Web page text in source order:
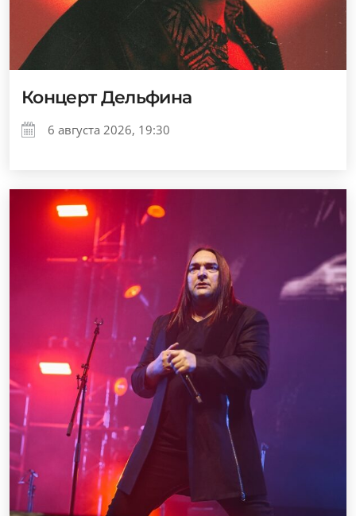
Концерт Дельфина
6 августа 2026, 19:30